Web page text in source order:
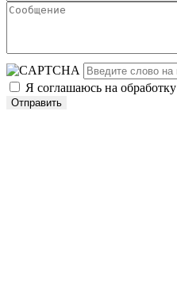
Я соглашаюсь на обработку